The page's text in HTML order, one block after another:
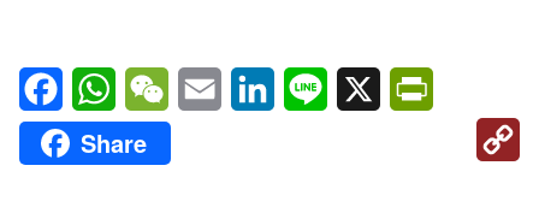
FacebookWhatsAppWeChatEmail LinkedInLine X
Share